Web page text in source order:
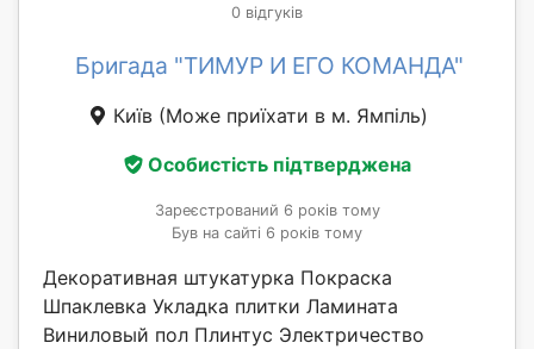
0 відгуків
Бригада "ТИМУР И ЕГО КОМАНДА"
Київ (Може приїхати в м. Ямпіль)
Особистість підтверджена
Зареєстрований 6 років тому
Був на сайті 6 років тому
Декоративная штукатурка Покраска
Шпаклевка Укладка плитки Ламината
Виниловый пол Плинтус Электричество